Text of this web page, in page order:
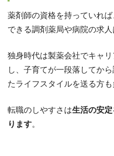
薬剤師の資格を持っていれ
できる調剤薬局や病院の求人
独身時代は製薬会社でキャ
し、子育てが一段落してか
たライフスタイルを送る方も
転職のしやすさは生活の安
ります。